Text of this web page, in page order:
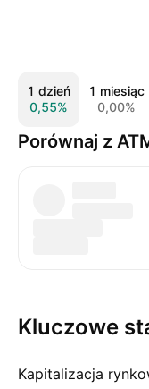
1 dzień
0,55%
1 miesiąc
0,00%
Porównaj z
Kluczowe
Kapitalizacja